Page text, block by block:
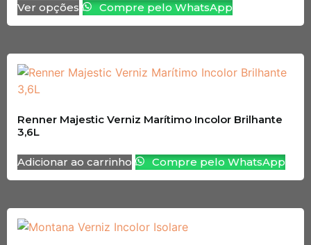
Ver opções Compre pelo WhatsApp
Renner Majestic Verniz Marítimo Incolor Brilhante
3,6L
Adicionar ao carrinho Compre pelo WhatsApp